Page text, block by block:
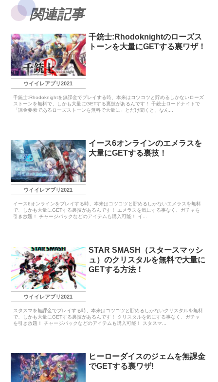
関連記事
ウイイレアプリ2021
千銃士:Rhodoknightのローズス
トーンを大量にGETする裏ワザ！
千銃士:Rhodoknightを無課金でプレイする時、本来はコツコツと貯めるしかないローズ
ストーンを無料で、しかも大量にGETする裏技があるんです！ 千銃士ロードナイトで
「課金要素であるローズストーンを無料で大量に」とだけ聞くと、なん...
ウイイレアプリ2021
イース6オンラインのエメラスを
大量にGETする裏技！
イース6オンラインをプレイする時、本来はコツコツと貯めるしかないエメラスを無料
で、しかも大量にGETする裏技があるんです！ エメラスを気にする事なく、ガチャを
引き放題！ チャージパックなどのアイテムも購入可能！ イ...
ウイイレアプリ2021
STAR SMASH（スタースマッシ
ュ）のクリスタルを無料で大量に
GETする方法！
スタスマを無課金でプレイする時、本来はコツコツと貯めるしかないクリスタルを無料
で、しかも大量にGETする裏技があるんです！ クリスタルを気にする事なく、ガチャ
を引き放題！ チャージパックなどのアイテムも購入可能！ スタスマ...
ヒーローダイスのジェムを無課金
でGETする裏ワザ!